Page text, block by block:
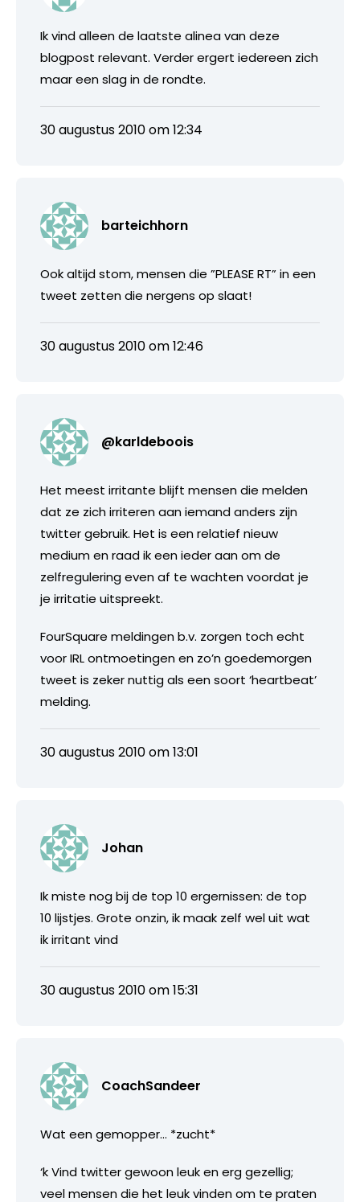
Ik vind alleen de laatste alinea van deze
blogpost relevant. Verder ergert iedereen zich
maar een slag in de rondte.
30 augustus 2010 om 12:34
barteichhorn
Ook altijd stom, mensen die ”PLEASE RT” in een
tweet zetten die nergens op slaat!
30 augustus 2010 om 12:46
@karldeboois
Het meest irritante blijft mensen die melden
dat ze zich irriteren aan iemand anders zijn
twitter gebruik. Het is een relatief nieuw
medium en raad ik een ieder aan om de
zelfregulering even af te wachten voordat je
je irritatie uitspreekt.
FourSquare meldingen b.v. zorgen toch echt
voor IRL ontmoetingen en zo’n goedemorgen
tweet is zeker nuttig als een soort ‘heartbeat’
melding.
30 augustus 2010 om 13:01
Johan
Ik miste nog bij de top 10 ergernissen: de top
10 lijstjes. Grote onzin, ik maak zelf wel uit wat
ik irritant vind
30 augustus 2010 om 15:31
CoachSandeer
Wat een gemopper… *zucht*
‘k Vind twitter gewoon leuk en erg gezellig;
veel mensen die het leuk vinden om te praten